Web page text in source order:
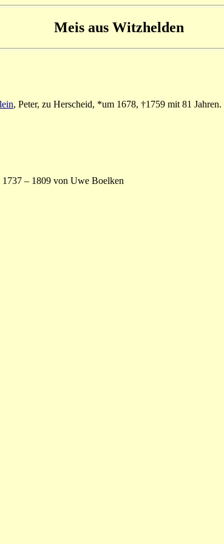
Meis aus Witzhelden
, Peter, zu Herscheid, *um 1678, †1759 mit 81
– 1809 von Uwe Boelken